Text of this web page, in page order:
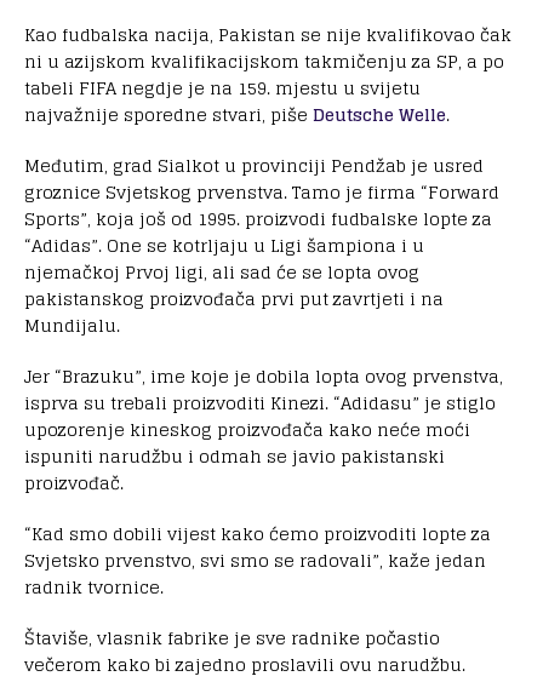
Kao fudbalska nacija, Pakistan se nije kvalifikovao čak
ni u azijskom kvalifikacijskom takmičenju za SP, a po
tabeli FIFA negdje je na 159. mjestu u svijetu
najvažnije sporedne stvari, piše Deutsche Welle.
Međutim, grad Sialkot u provinciji Pendžab je usred
groznice Svjetskog prvenstva. Tamo je firma “Forward
Sports”, koja još od 1995. proizvodi fudbalske lopte za
“Adidas”. One se kotrljaju u Ligi šampiona i u
njemačkoj Prvoj ligi, ali sad će se lopta ovog
pakistanskog proizvođača prvi put zavrtjeti i na
Mundijalu.
Jer “Brazuku”, ime koje je dobila lopta ovog prvenstva,
isprva su trebali proizvoditi Kinezi. “Adidasu” je stiglo
upozorenje kineskog proizvođača kako neće moći
ispuniti narudžbu i odmah se javio pakistanski
proizvođač.
“Kad smo dobili vijest kako ćemo proizvoditi lopte za
Svjetsko prvenstvo, svi smo se radovali”, kaže jedan
radnik tvornice.
Štaviše, vlasnik fabrike je sve radnike počastio
večerom kako bi zajedno proslavili ovu narudžbu.